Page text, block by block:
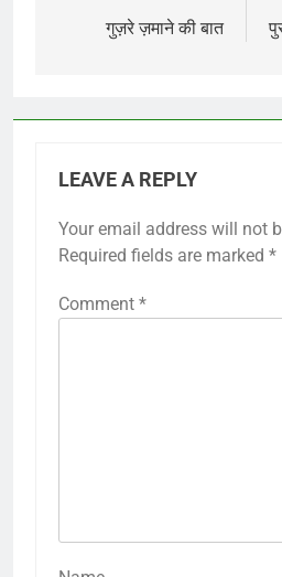
navigation
गुज़रे ज़माने की बात
LEAVE A REPLY
Your email address will not
Required fields are marked *
Comment *